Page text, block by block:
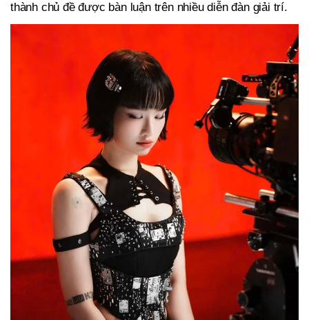
thành chủ đề được bàn luận trên nhiều diễn đàn giải trí.